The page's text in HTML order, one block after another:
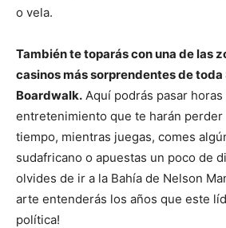
o vela.
También te toparás con una de las
casinos más sorprendentes de
Boardwalk. Aquí podrás pasar
entretenimiento que te harán perder
tiempo, mientras juegas, comes
sudafricano o apuestas un poco de
olvides de ir a la Bahía de Nelson
arte entenderás los años que este
política!